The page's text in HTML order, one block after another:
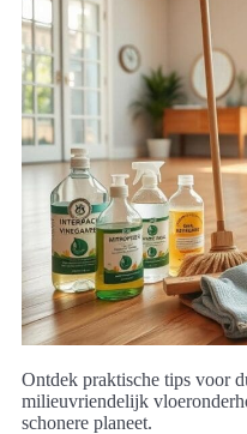
Ontdek praktische tips voor
milieuvriendelijk
schonere planeet.